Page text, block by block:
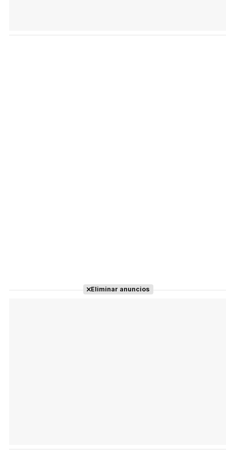
Eliminar anuncios